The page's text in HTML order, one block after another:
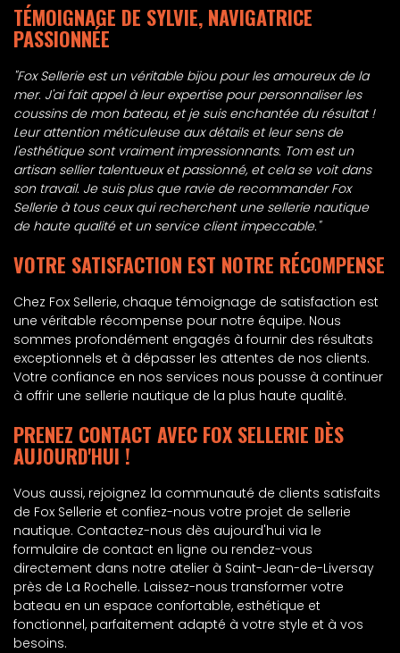
TÉMOIGNAGE DE SYLVIE, NAVIGATRICE
PASSIONNÉE
"Fox Sellerie est un véritable bijou pour les amoureux de la
mer. J'ai fait appel à leur expertise pour personnaliser les
coussins de mon bateau, et je suis enchantée du résultat !
Leur attention méticuleuse aux détails et leur sens de
l'esthétique sont vraiment impressionnants. Tom est un
artisan sellier talentueux et passionné, et cela se voit dans
son travail. Je suis plus que ravie de recommander Fox
Sellerie à tous ceux qui recherchent une sellerie nautique
de haute qualité et un service client impeccable."
VOTRE SATISFACTION EST NOTRE RÉCOMPENSE
Chez Fox Sellerie, chaque témoignage de satisfaction est
une véritable récompense pour notre équipe. Nous
sommes profondément engagés à fournir des résultats
exceptionnels et à dépasser les attentes de nos clients.
Votre confiance en nos services nous pousse à continuer
à offrir une sellerie nautique de la plus haute qualité.
PRENEZ CONTACT AVEC FOX SELLERIE DÈS
AUJOURD'HUI !
Vous aussi, rejoignez la communauté de clients satisfaits
de Fox Sellerie et confiez-nous votre projet de sellerie
nautique. Contactez-nous dès aujourd'hui via le
formulaire de contact en ligne ou rendez-vous
directement dans notre atelier à Saint-Jean-de-Liversay
près de La Rochelle. Laissez-nous transformer votre
bateau en un espace confortable, esthétique et
fonctionnel, parfaitement adapté à votre style et à vos
besoins.